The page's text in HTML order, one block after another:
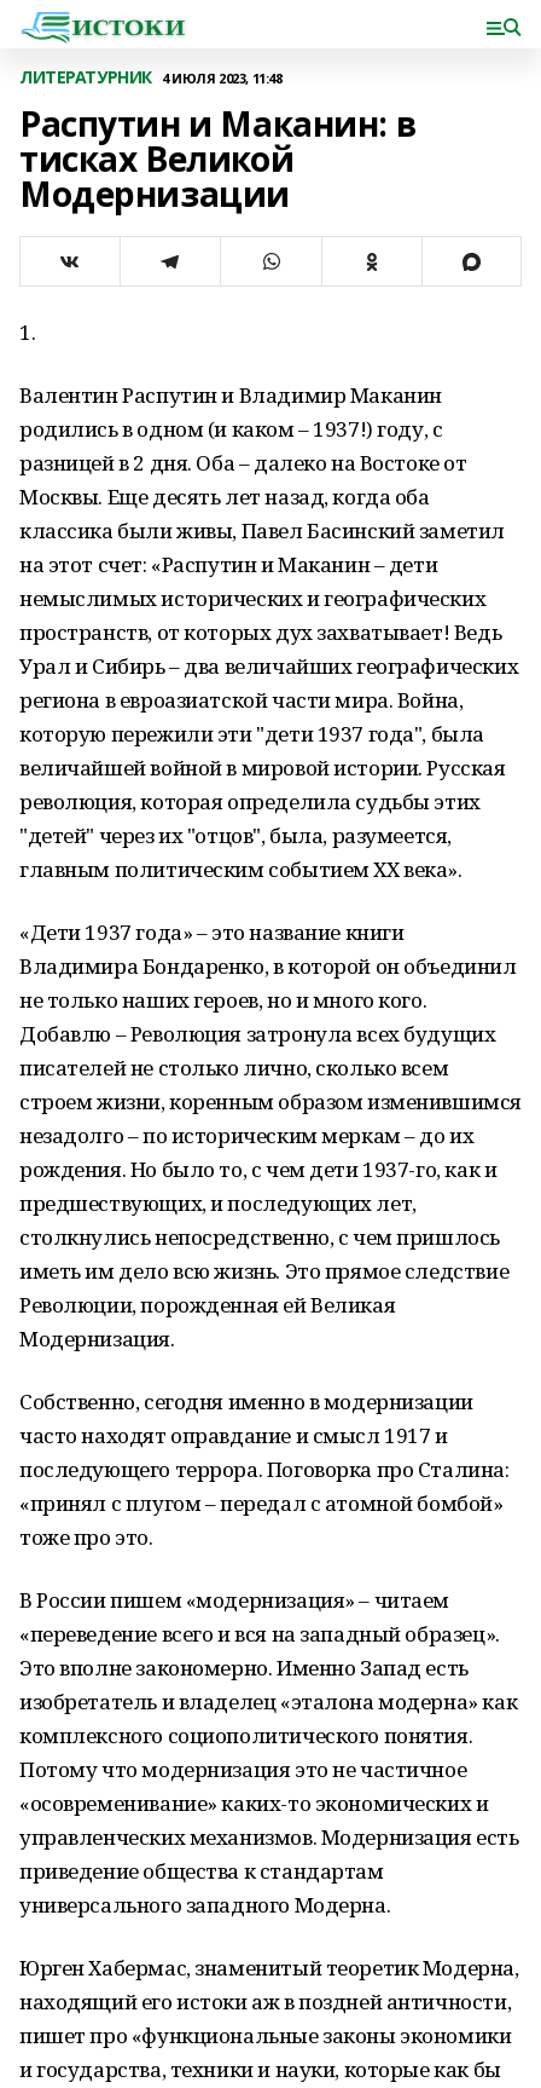
ЛИТЕРАТУРНИК 4 ИЮЛЯ 2023, 11:48
Распутин и Маканин: в
тисках Великой
Модернизации
1.
Валентин Распутин и Владимир Маканин
родились в одном (и каком – 1937!) году, с
разницей в 2 дня. Оба – далеко на Востоке от
Москвы. Еще десять лет назад, когда оба
классика были живы, Павел Басинский заметил
на этот счет: «Распутин и Маканин – дети
немыслимых исторических и географических
пространств, от которых дух захватывает! Ведь
Урал и Сибирь – два величайших географических
региона в евроазиатской части мира. Война,
которую пережили эти "дети 1937 года", была
величайшей войной в мировой истории. Русская
революция, которая определила судьбы этих
"детей" через их "отцов", была, разумеется,
главным политическим событием ХХ века».
«Дети 1937 года» – это название книги
Владимира Бондаренко, в которой он объединил
не только наших героев, но и много кого.
Добавлю – Революция затронула всех будущих
писателей не столько лично, сколько всем
строем жизни, коренным образом изменившимся
незадолго – по историческим меркам – до их
рождения. Но было то, с чем дети 1937-го, как и
предшествующих, и последующих лет,
столкнулись непосредственно, с чем пришлось
иметь им дело всю жизнь. Это прямое следствие
Революции, порожденная ей Великая
Модернизация.
Собственно, сегодня именно в модернизации
часто находят оправдание и смысл 1917 и
последующего террора. Поговорка про Сталина:
«принял с плугом – передал с атомной бомбой»
тоже про это.
В России пишем «модернизация» – читаем
«переведение всего и вся на западный образец».
Это вполне закономерно. Именно Запад есть
изобретатель и владелец «эталона модерна» как
комплексного социополитического понятия.
Потому что модернизация это не частичное
«осовременивание» каких-то экономических и
управленческих механизмов. Модернизация есть
приведение общества к стандартам
универсального западного Модерна.
Юрген Хабермас, знаменитый теоретик Модерна,
находящий его истоки аж в поздней античности,
пишет про «функциональные законы экономики
и государства, техники и науки, которые как бы